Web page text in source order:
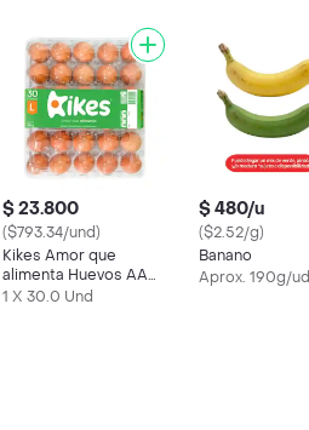
$ 23.800
($793.34/und)
Kikes Amor que
alimenta Huevos AA
Rojos L
1 X 30.0 Und
$ 480/u
($2.52/g)
Banano
Aprox. 190g/ud